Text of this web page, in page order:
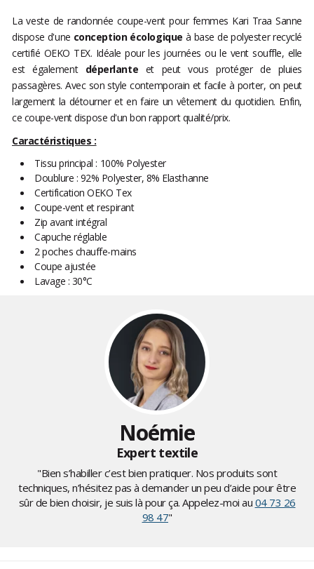
La veste de randonnée coupe-vent pour femmes Kari Traa Sanne
dispose d'une conception écologique à base de polyester recyclé
certifié OEKO TEX. Idéale pour les journées ou le vent souffle, elle
est également déperlante et peut vous protéger de pluies
passagères. Avec son style contemporain et facile à porter, on peut
largement la détourner et en faire un vêtement du quotidien. Enfin,
ce coupe-vent dispose d'un bon rapport qualité/prix.
Caractéristiques :
Tissu principal : 100% Polyester
Doublure : 92% Polyester, 8% Elasthanne
Certification OEKO Tex
Coupe-vent et respirant
Zip avant intégral
Capuche réglable
2 poches chauffe-mains
Coupe ajustée
Lavage : 30°C
Noémie
Expert textile
"Bien s’habiller c’est bien pratiquer. Nos produits sont
techniques, n’hésitez pas à demander un peu d’aide pour être
sûr de bien choisir, je suis là pour ça. Appelez-moi au 04 73 26
98 47"